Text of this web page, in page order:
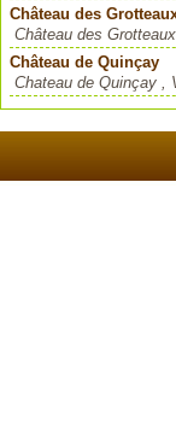
Château des
Château des
Château de Quinçay
Chateau de Quinçay ,